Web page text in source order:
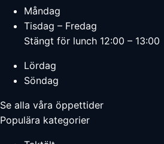
Måndag
Tisdag – Fredag
Stängt för lunch 12:00 – 13:00
Lördag
Söndag
Se alla våra öppettider
Populära kategorier